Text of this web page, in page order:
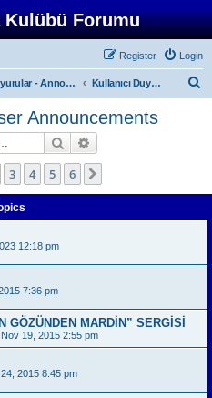
Kulübü Forumu
Login
Register
Duyurular - Announcements Kullanıcı Duyuruları - User Announcements
Announcements
Search
3 4 5 6
12:18 pm
7:36 pm
GÖZÜNDEN MARDİN” SERGİSİ
19, 2015 2:55 pm
2015 8:45 pm